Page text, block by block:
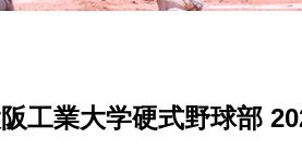
工業大学硬式野球部